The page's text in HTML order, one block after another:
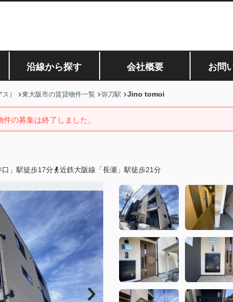
沿線から探す 会社概要 お問
） 東大阪市の賃貸物件一覧 弥刀駅 Jino tomoi
件の募集は終了しました。
」駅徒歩17分 近鉄大阪線「長瀬」駅徒歩21分